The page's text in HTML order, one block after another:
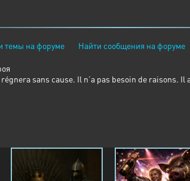
темы на форуме Найти сообщения на форуме
sans cause. Il n’a pas besoin de raisons. Il